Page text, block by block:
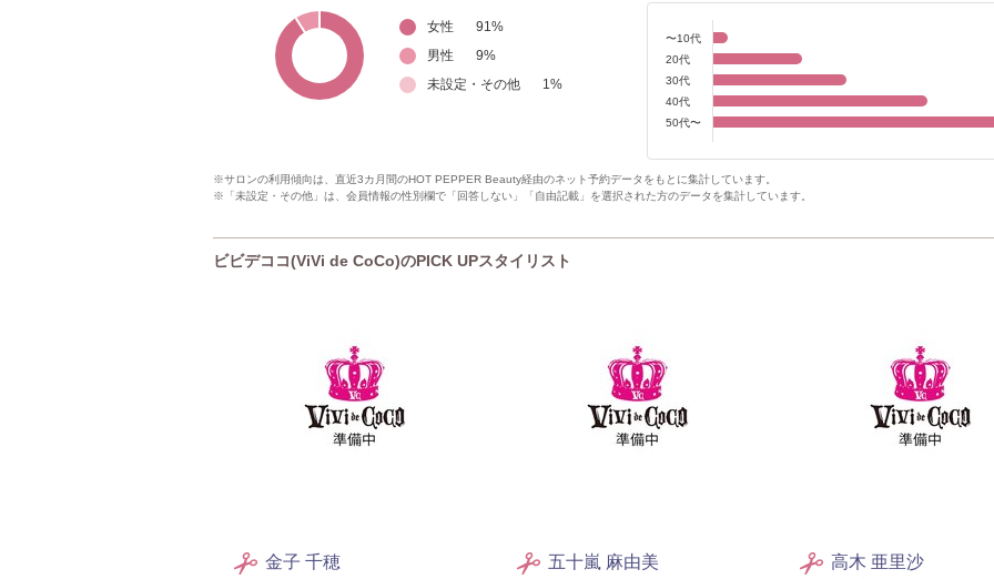
女性 91%
男性
9%
未設定・その他
1%
〜10代
20代
30代
40代
50代〜
※サロンの利用傾向は、直近3カ月間のHOT PEPPER Beauty経由のネット予約データをもとに集計しています。
※「未設定・その他」は、会員情報の性別欄で「回答しない」「自由記載」を選択された方のデータを集計しています。
ビビデココ(ViVi de CoCo)のPICK UPスタイリスト
金子 千穂 五十嵐 麻由美 高木 亜里沙